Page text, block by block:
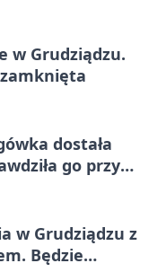
w Grudziądzu.
dostała
go przy
w Grudziądzu z
Będzie